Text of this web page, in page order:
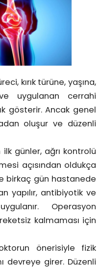
kırık türüne, yaşına,
uygulanan cerrahi
gösterir. Ancak genel
oluşur ve düzenli
günler, ağrı kontrolü
açısından oldukça
birkaç gün hastanede
yapılır, antibiyotik ve
Operasyon
kalmaması için
önerisiyle fizik
devreye girer. Düzenli